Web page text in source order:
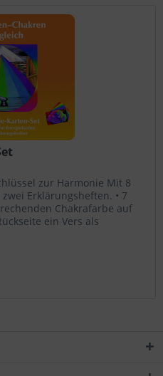
zur Harmonie Mit 8
Erklärungsheften. • 7
Chakrafarbe auf
ein Vers als